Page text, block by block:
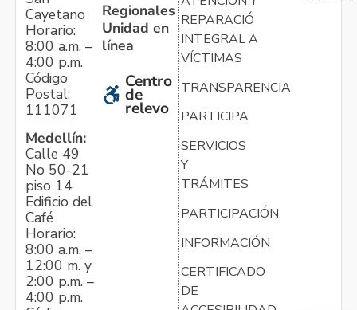
Cayetano
Horario:
8:00 a.m. –
4:00 p.m.
Código
Postal:
111071
Medellín:
Calle 49
No 50-21
piso 14
Edificio del
Café
Horario:
8:00 a.m. –
12:00 m. y
2:00 p.m. –
4:00 p.m.
Regionales
Unidad en
línea
Centro
de
relevo
REPARACIÓN
INTEGRAL A
VÍCTIMAS
TRANSPARENCIA
PARTICIPA
SERVICIOS
Y
TRÁMITES
PARTICIPACIÓN
INFORMACIÓN
CERTIFICADO
DE